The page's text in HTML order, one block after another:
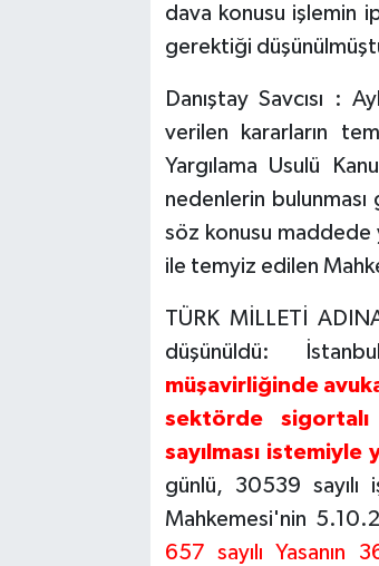
dava konusu işlemin
gerektiği
Danıştay Savcısı :
verilen kararların
Yargılama Usulü
nedenlerin
söz konusu maddede
ile temyiz edilen
TÜRK MİLLETİ
düşünüldü:
müşavirliğinde
sektörde
sayılması
günlü, 30539 sayılı
Mahkemesi'nin
657 sayılı Yasanın